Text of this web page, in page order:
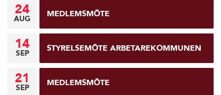
24
AUG MEDLEMSMÖTE
14
SEP STYRELSEMÖTE ARBETAREKOMMUNEN
21
SEP MEDLEMSMÖTE